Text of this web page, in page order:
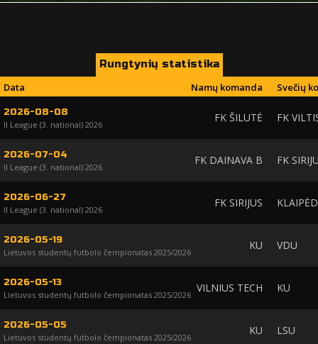
Rungtynių statistika
Data
Namų komanda Svečių
2026-08-08
II League (3. national) 2026
FK ŠILUTĖ FK
2026-07-04
II League (3. national) 2026
FK DAINAVA B FK
2026-06-27
II League (3. national) 2026
FK SIRIJUS
2026-05-19
Lietuvos studentų futbolo čempionatas 2025/2026
KU VDU
2026-05-13
Lietuvos studentų futbolo čempionatas 2025/2026
VILNIUS TECH KU
2026-05-05
Lietuvos studentų futbolo čempionatas 2025/2026
KU LSU